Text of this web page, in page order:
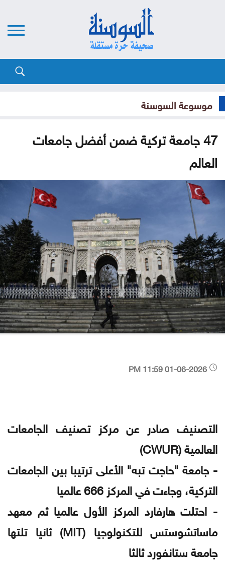
موسوعة السوسنة
47 جامعة تركية ضمن أفضل جامعات
العالم
التصنيف صادر عن مركز تصنيف الجامعات
العالمية (CWUR)
- جامعة "حاجت تبه" الأعلى ترتيبا بين الجامعات
التركية، وجاءت في المركز 666 عالميا
- احتلت هارفارد المركز الأول عالميا ثم معهد
ماساتشوستس للتكنولوجيا (MIT) ثانيا تلتها
جامعة ستانفورد ثالثا